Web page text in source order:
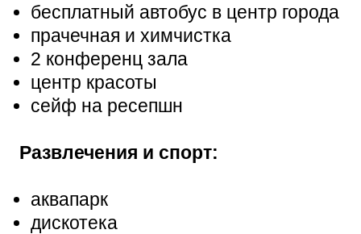
бесплатный автобус в центр города
прачечная и химчистка
2 конференц зала
центр красоты
сейф на ресепшн
Развлечения и спорт:
аквапарк
дискотека